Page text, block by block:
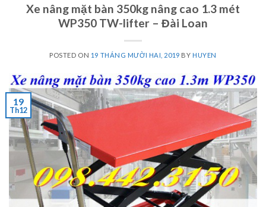
Xe nâng mặt bàn 350kg nâng cao 1.3 mét
WP350 TW-lifter – Đài Loan
POSTED ON 19 THÁNG MƯỜI HAI, 2019 BY HUYEN
19
Th12